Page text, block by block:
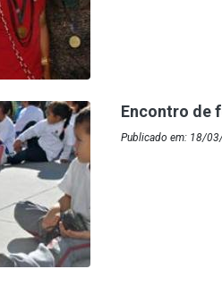
Encontro de
Publicado em: 18/